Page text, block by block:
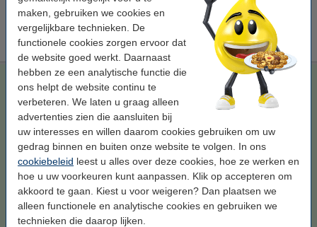
maken, gebruiken we cookies en
vergelijkbare technieken. De
functionele cookies zorgen ervoor dat
de website goed werkt. Daarnaast
hebben ze een analytische functie die
ons helpt de website continu te
verbeteren. We laten u graag alleen
advertenties zien die aansluiten bij
uw interesses en willen daarom cookies gebruiken om uw
gedrag binnen en buiten onze website te volgen. In ons
cookiebeleid leest u alles over deze cookies, hoe ze werken en
hoe u uw voorkeuren kunt aanpassen. Klik op accepteren om
akkoord te gaan. Kiest u voor weigeren? Dan plaatsen we
alleen functionele en analytische cookies en gebruiken we
technieken die daarop lijken.
Tip
Wij adviseren u om i.p.v. deze cartridge het 123inkt huismerk te
nemen.
123inkt huismerk vervangt HP 971XL (CN627AE)
inktcartridge magenta hoge capaciteit
magenta inkjetcartridge 113 ml 123inkt
Bekijk de specificaties en omschrijving
Bespaar68,7%op uw inkt (zonder
kwaliteitsverlies)!
Direct leverbaar
Morgen in huis
Prijs per ml